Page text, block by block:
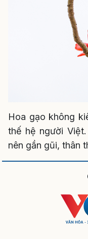
Hoa gạo không
thế hệ người
nên gần gũi, thân